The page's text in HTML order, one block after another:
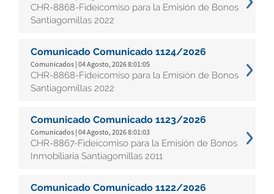
CHR-8868-Fideicomiso para la Emisión de Bonos
Santiagomillas 2022
Comunicado Comunicado 1124/2026
Comunicados | 04 Agosto, 2026 8:01:05
CHR-8868-Fideicomiso para la Emisión de Bonos
Santiagomillas 2022
Comunicado Comunicado 1123/2026
Comunicados | 04 Agosto, 2026 8:01:03
CHR-8867-Fideicomiso para la Emisión de Bonos
Inmobiliaria Santiagomillas 2011
Comunicado Comunicado 1122/2026